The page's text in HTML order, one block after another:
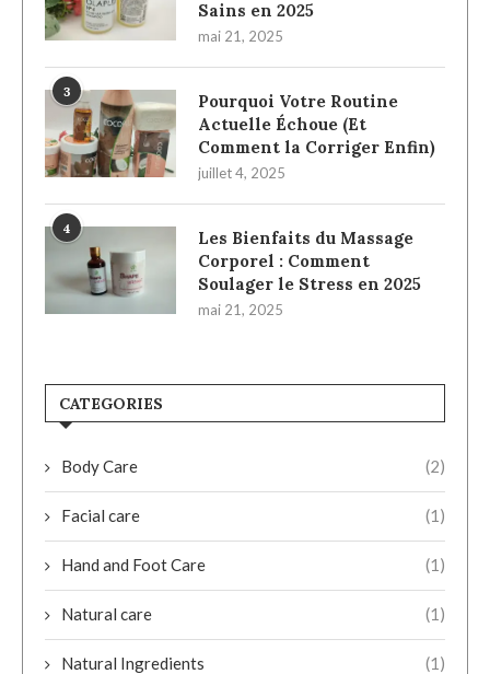
Sains en 2025
mai 21, 2025
3
Pourquoi Votre Routine
Actuelle Échoue (Et
Comment la Corriger Enfin)
juillet 4, 2025
4
Les Bienfaits du Massage
Corporel : Comment
Soulager le Stress en 2025
mai 21, 2025
CATEGORIES
Body Care (2)
Facial care (1)
Hand and Foot Care (1)
Natural care (1)
Natural Ingredients (1)